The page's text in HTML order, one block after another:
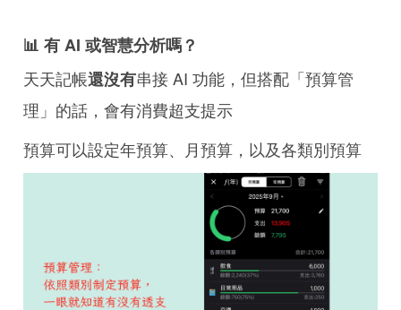
📊 有 AI 或智慧分析嗎？
天天記帳還沒有串接 AI 功能，但搭配「預算管
理」的話，會有消費超支提示
預算可以設定年預算、月預算，以及各類別預算